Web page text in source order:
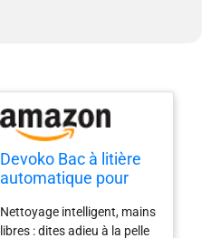
Devoko Bac à litière
automatique pour
application avec 9
Nettoyage intelligent, mains
libres : dites adieu à la pelle